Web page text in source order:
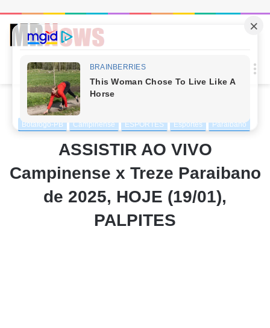
Início ESPORTES
Botafogo-PB Campinense ESPORTES Esportes Paraibano
ASSISTIR AO VIVO
Campinense x Treze Paraibano
de 2025, HOJE (19/01),
PALPITES